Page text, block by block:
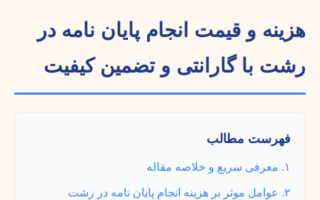
هزینه و قیمت انجام پایان نامه در
رشت با گارانتی و تضمین کیفیت
فهرست مطالب
۱. معرفی سریع و خلاصه مقاله
۲. عوامل موثر بر هزینه انجام پایان نامه در رشت